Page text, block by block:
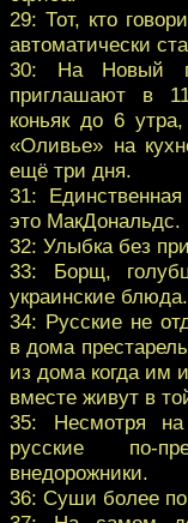
29: Тот, кто
автоматически
30: На Новый
приглашают в
коньяк до 6
«Оливье» на
ещё три дня.
31:
это МакДональдс.
32: Улыбка без
33: Борщ,
украинские блюда.
34: Русские не
в дома
из дома когда им
вместе живут в
35: Несмотря
русские по-
внедорожники.
36: Суши более